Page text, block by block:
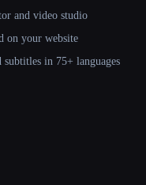
and video studio
on your website
in 75+ languages